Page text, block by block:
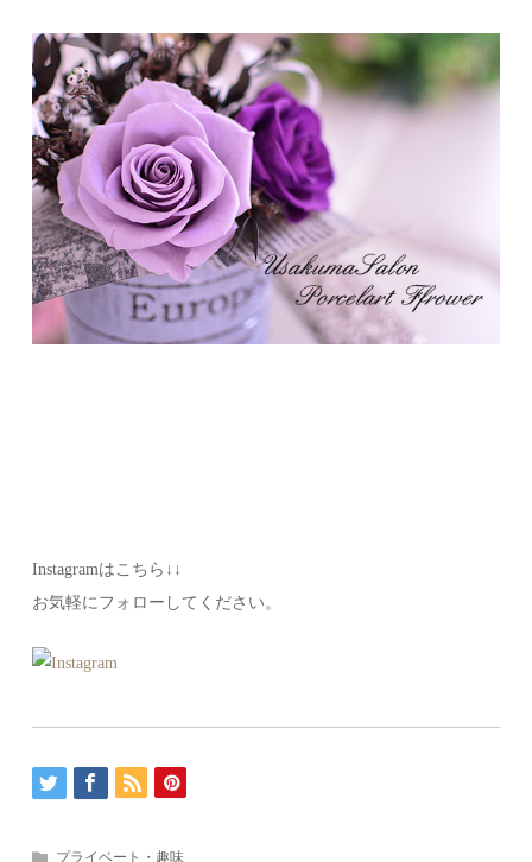
Instagramはこちら↓↓
お気軽にフォローしてください。
プライベート・趣味